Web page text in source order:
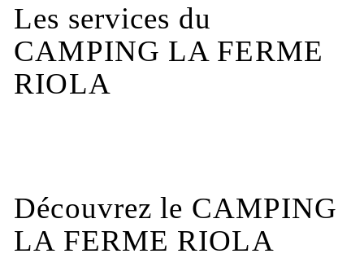
Les activités
Les services du
CAMPING LA FERME
RIOLA
Découvrez le CAMPING
LA FERME RIOLA